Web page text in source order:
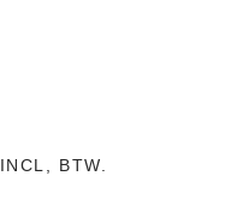
INCL, BTW.